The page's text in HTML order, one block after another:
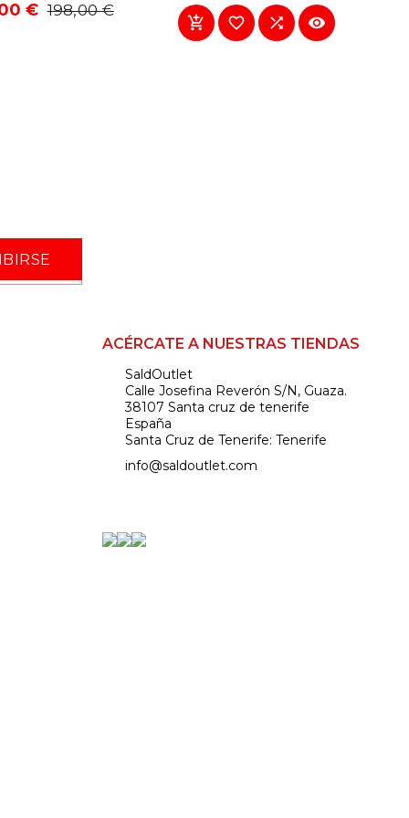
€ 198,00 €
   
ACÉRCATE A NUESTRAS TIENDAS
SaldOutlet
Calle Josefina Reverón S/N, Guaza.
38107 Santa cruz de tenerife
España
Santa Cruz de Tenerife: Tenerife
info@saldoutlet.com